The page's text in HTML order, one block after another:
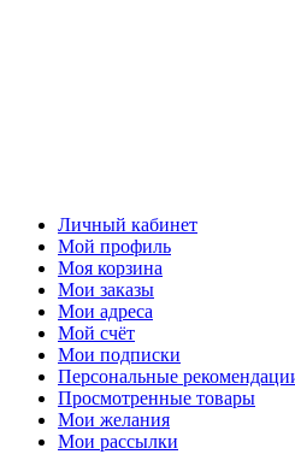
Личный кабинет
Мой профиль
Моя корзина
Мои заказы
Мои адреса
Мой счёт
Мои подписки
Персональные
Просмотренные товары
Мои желания
Мои рассылки